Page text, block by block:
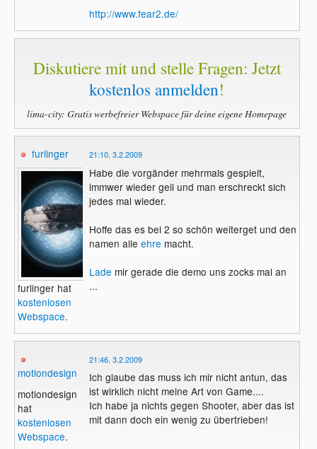
http://www.fear2.de/
Diskutiere mit und stelle Fragen: Jetzt
kostenlos anmelden!
lima-city: Gratis werbefreier Webspace für deine eigene Homepage
furlinger
furlinger hat
kostenlosen
Webspace.
21:10, 3.2.2009
Habe die vorgänder mehrmals gespielt,
immwer wieder geil und man erschreckt sich
jedes mal wieder.
Hoffe das es bei 2 so schön weiterget und den
namen alle ehre macht.
Lade mir gerade die demo uns zocks mal an
...
motiondesign
motiondesign
hat
kostenlosen
Webspace.
21:46, 3.2.2009
Ich glaube das muss ich mir nicht antun, das
ist wirklich nicht meine Art von Game....
Ich habe ja nichts gegen Shooter, aber das ist
mit dann doch ein wenig zu übertrieben!